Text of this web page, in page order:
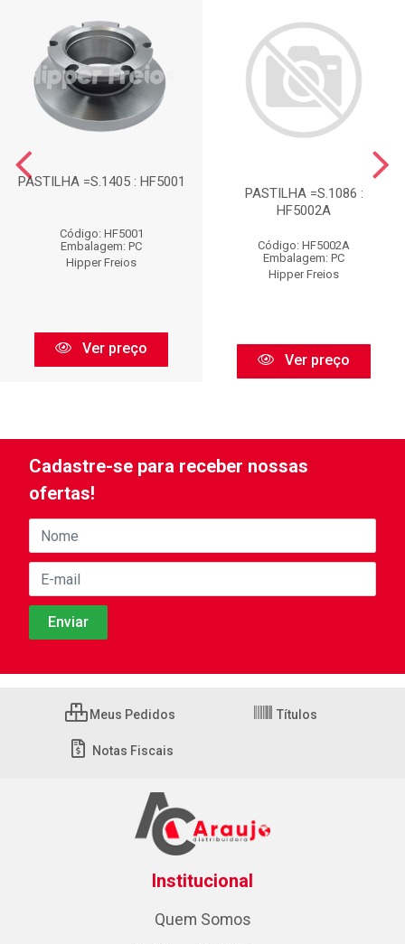
PASTILHA =S.1405 : HF5001
Código: HF5001
Embalagem: PC
Hipper Freios
Ver preço
PASTILHA =S.1086 :
HF5002A
Código: HF5002A
Embalagem: PC
Hipper Freios
Ver preço
Cadastre-se para receber nossas
ofertas!
Meus Pedidos Títulos
Notas Fiscais
Institucional
Quem Somos